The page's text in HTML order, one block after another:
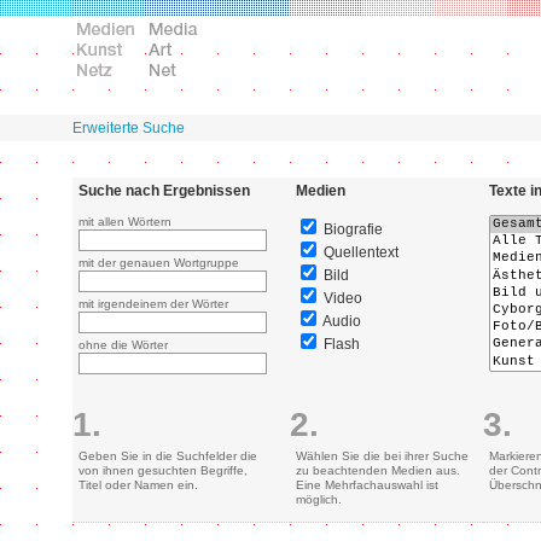
Erweiterte Suche
Suche nach Ergebnissen
mit allen Wörtern
mit der genauen Wortgruppe
mit irgendeinem der Wörter
ohne die Wörter
1.
Geben Sie in die Suchfelder die
von ihnen gesuchten Begriffe,
Titel oder Namen ein.
Medien
Biografie
Quellentext
Bild
Video
Audio
Flash
2.
Wählen Sie die bei ihrer Suche
zu beachtenden Medien aus.
Eine Mehrfachauswahl ist
möglich.
Texte in
3.
der